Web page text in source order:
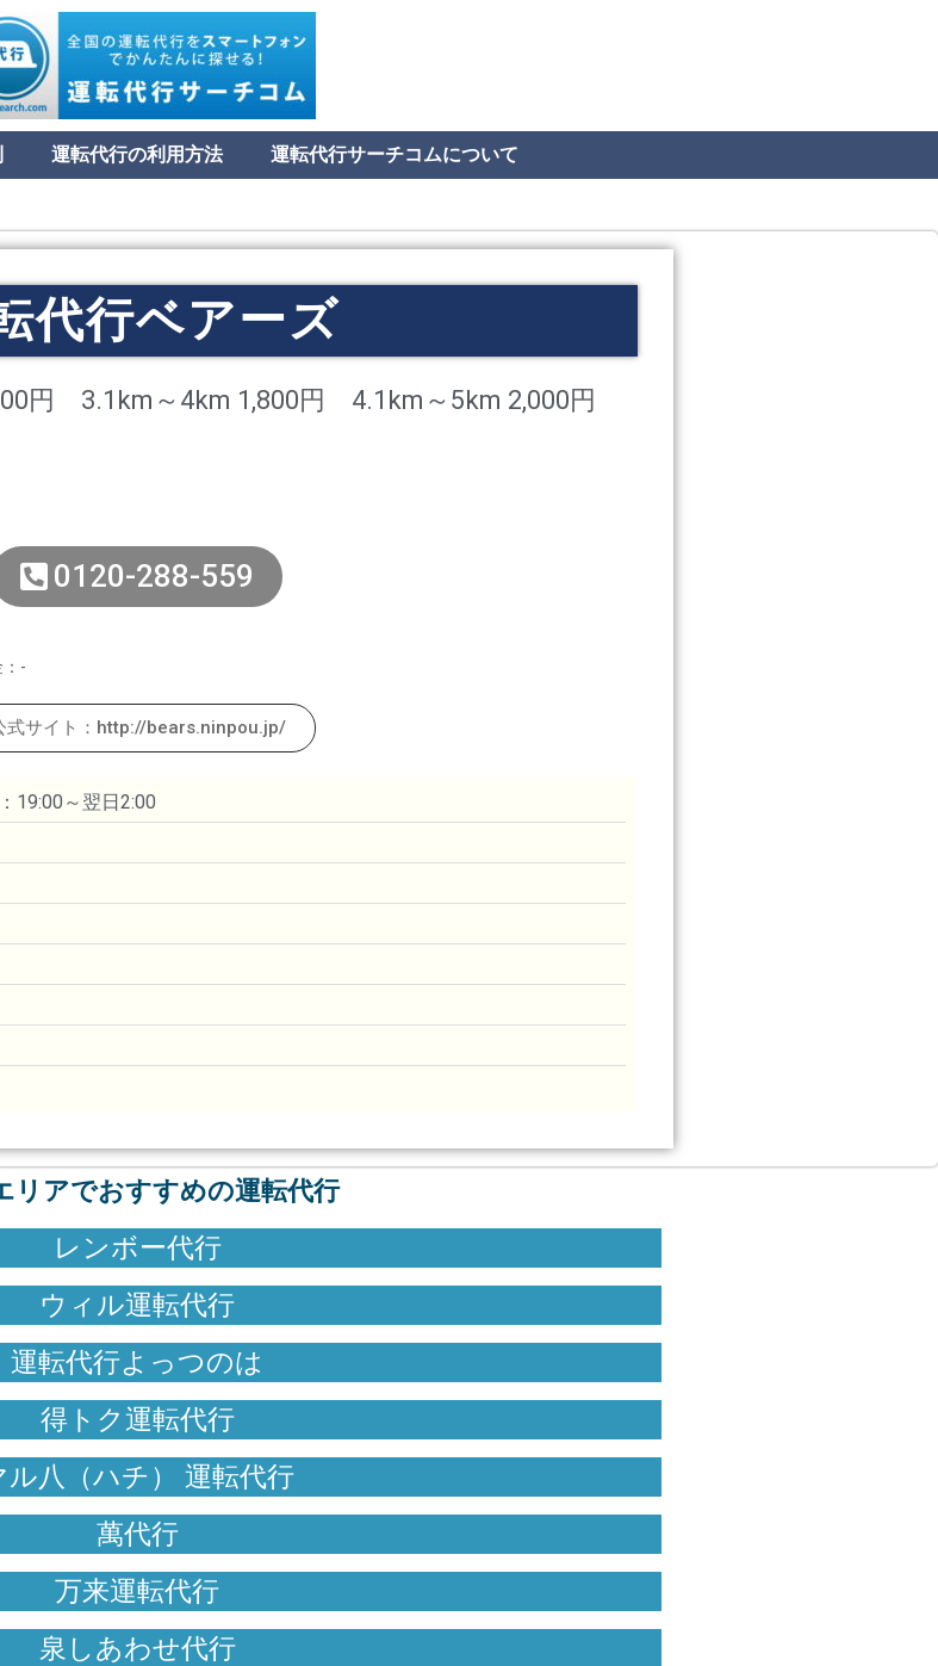
運転代行の利用方法 運転代行サーチコムについて
代行ベアーズ
円 3.1km～4km 1,800円 4.1km～5km 2,000円
0120-288-559
-
式サイト：http://bears.ninpou.jp/
19:00～翌日2:00
リアでおすすめの運転代行
レンボー代行
ウィル運転代行
運転代行よっつのは
得トク運転代行
ル八（ハチ） 運転代行
萬代行
万来運転代行
泉しあわせ代行